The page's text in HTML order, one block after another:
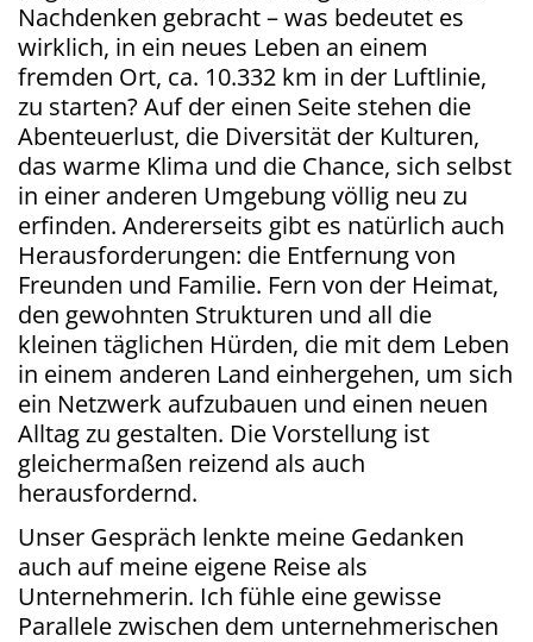
Nachdenken gebracht – was bedeutet es
wirklich, in ein neues Leben an einem
fremden Ort, ca. 10.332 km in der Luftlinie,
zu starten? Auf der einen Seite stehen die
Abenteuerlust, die Diversität der Kulturen,
das warme Klima und die Chance, sich selbst
in einer anderen Umgebung völlig neu zu
erfinden. Andererseits gibt es natürlich auch
Herausforderungen: die Entfernung von
Freunden und Familie. Fern von der Heimat,
den gewohnten Strukturen und all die
kleinen täglichen Hürden, die mit dem Leben
in einem anderen Land einhergehen, um sich
ein Netzwerk aufzubauen und einen neuen
Alltag zu gestalten. Die Vorstellung ist
gleichermaßen reizend als auch
herausfordernd.
Unser Gespräch lenkte meine Gedanken
auch auf meine eigene Reise als
Unternehmerin. Ich fühle eine gewisse
Parallele zwischen dem unternehmerischen